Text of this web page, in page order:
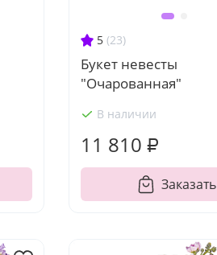
5 (23)
Букет невесты
"Очарованная"
В наличии
11 810 ₽
Заказать